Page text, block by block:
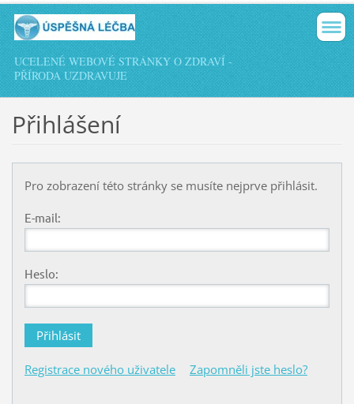
UCELENÉ WEBOVÉ STRÁNKY O ZDRAVÍ -
PŘÍRODA UZDRAVUJE
Přihlášení
Pro zobrazení této stránky se musíte nejprve přihlásit.
E-mail:
Heslo:
Registrace nového uživatele Zapomněli jste heslo?